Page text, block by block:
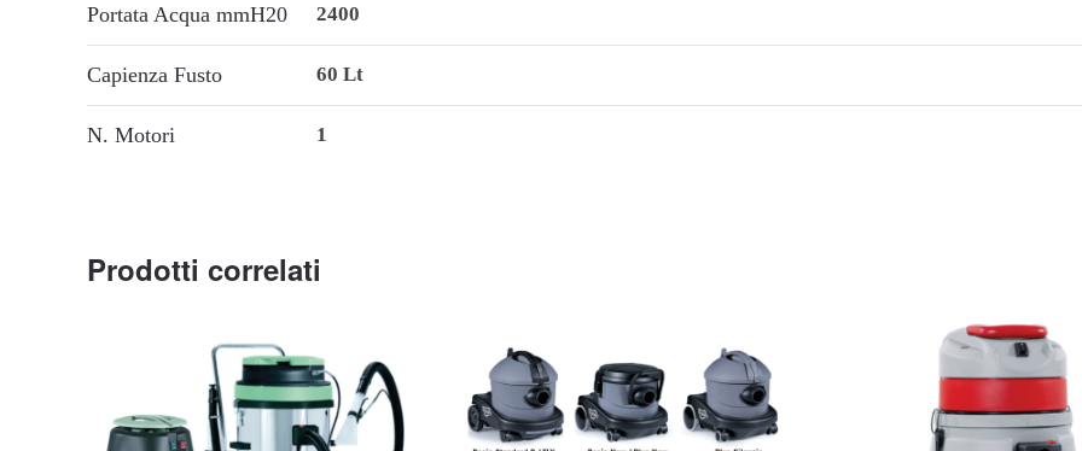
Portata Acqua mmH20 2400
Capienza Fusto 60 Lt
N. Motori 1
Prodotti correlati